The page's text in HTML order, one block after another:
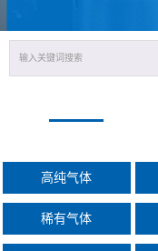
高纯气体
稀有气体